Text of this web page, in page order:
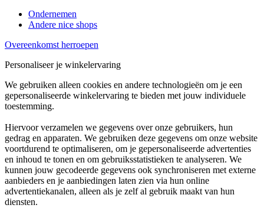
Ondernemen
Andere nice shops
Overeenkomst herroepen
Personaliseer je winkelervaring
We gebruiken alleen cookies en andere technologieën om je een
gepersonaliseerde winkelervaring te bieden met jouw individuele
toestemming.
Hiervoor verzamelen we gegevens over onze gebruikers, hun
gedrag en apparaten. We gebruiken deze gegevens om onze website
voortdurend te optimaliseren, om je gepersonaliseerde advertenties
en inhoud te tonen en om gebruiksstatistieken te analyseren. We
kunnen jouw gecodeerde gegevens ook synchroniseren met externe
aanbieders en je aanbiedingen laten zien via hun online
advertentiekanalen, alleen als je zelf al gebruik maakt van hun
diensten.